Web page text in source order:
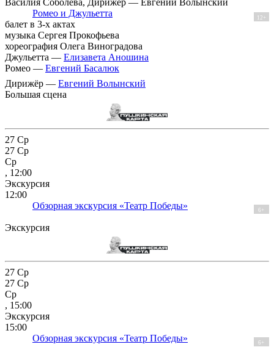
Василия Соболева, Дирижёр — Евгений Волынский
Ромео и Джульетта
12+
балет в 3-х актах
музыка Сергея Прокофьева
хореография Олега Виноградова
Джульетта — Елизавета Аношина
Ромео — Евгений Басалюк
Дирижёр — Евгений Волынский
Большая сцена
27 Ср
27 Ср
Ср
, 12:00
Экскурсия
12:00
Обзорная экскурсия «Театр Победы»
6+
Экскурсия
27 Ср
27 Ср
Ср
, 15:00
Экскурсия
15:00
Обзорная экскурсия «Театр Победы»
6+